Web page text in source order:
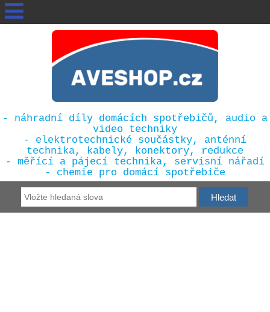
- náhradní díly domácích spotřebičů, audio a
video techniky
- elektrotechnické součástky, anténní
technika, kabely, konektory, redukce
- měřící a pájecí technika, servisní nářadí
- chemie pro domácí spotřebiče